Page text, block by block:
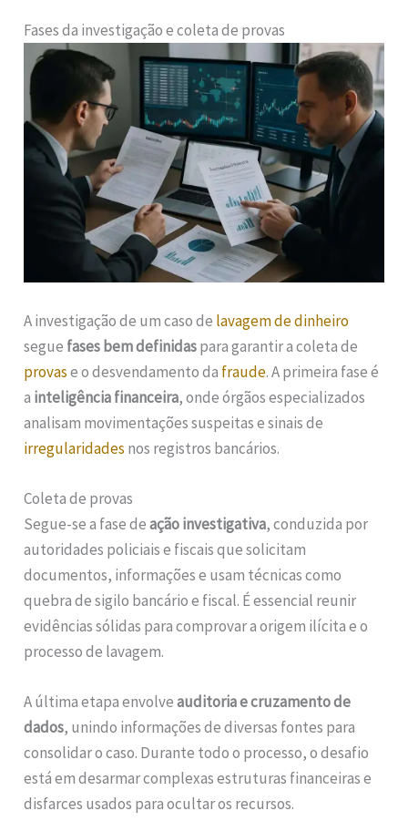
Fases da investigação e coleta de provas
A investigação de um caso de lavagem de dinheiro
segue fases bem definidaspara garantir a coleta de
provase o desvendamento da fraude. A primeira fase é
a inteligência financeira, onde órgãos especializados
analisam movimentações suspeitas e sinais de
irregularidades nos registros bancários.
Coleta de provas
Segue-se a fase deação investigativa, conduzida por
autoridades policiais e fiscais que solicitam
documentos, informações e usam técnicas como
quebra de sigilo bancário e fiscal. É essencial reunir
evidências sólidas para comprovar a origem ilícita e o
processo de lavagem.
A última etapa envolveauditoria e cruzamento de
dados, unindo informações de diversas fontes para
consolidar o caso. Durante todo o processo, o desafio
está em desarmar complexas estruturas financeiras e
disfarces usados para ocultar os recursos.